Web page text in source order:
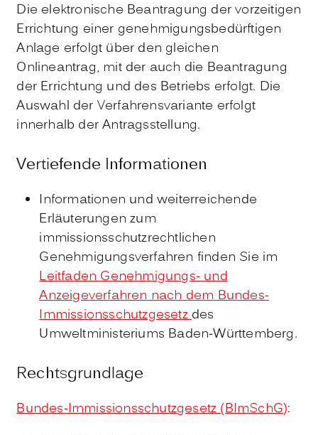
Die elektronische Beantragung der vorzeitigen
Errichtung einer genehmigungsbedürftigen
Anlage erfolgt über den gleichen
Onlineantrag, mit der auch die Beantragung
der Errichtung und des Betriebs erfolgt. Die
Auswahl der Verfahrensvariante erfolgt
innerhalb der Antragsstellung.
Vertiefende Informationen
Informationen und weiterreichende
Erläuterungen zum
immissionsschutzrechtlichen
Genehmigungsverfahren finden Sie im
Leitfaden Genehmigungs- und
Anzeigeverfahren nach dem Bundes-
Immissionsschutzgesetzdes
Umweltministeriums Baden-Württemberg.
Rechtsgrundlage
Bundes-Immissionsschutzgesetz (BImSchG):